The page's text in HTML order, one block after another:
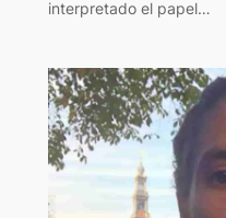
interpretado el papel…